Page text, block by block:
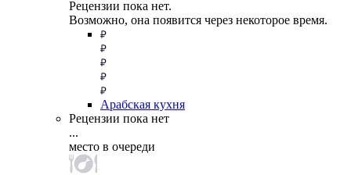
Рецензии пока нет.
Возможно, она появится через некоторое время.
Арабская кухня
Рецензии пока нет
...
место в очереди